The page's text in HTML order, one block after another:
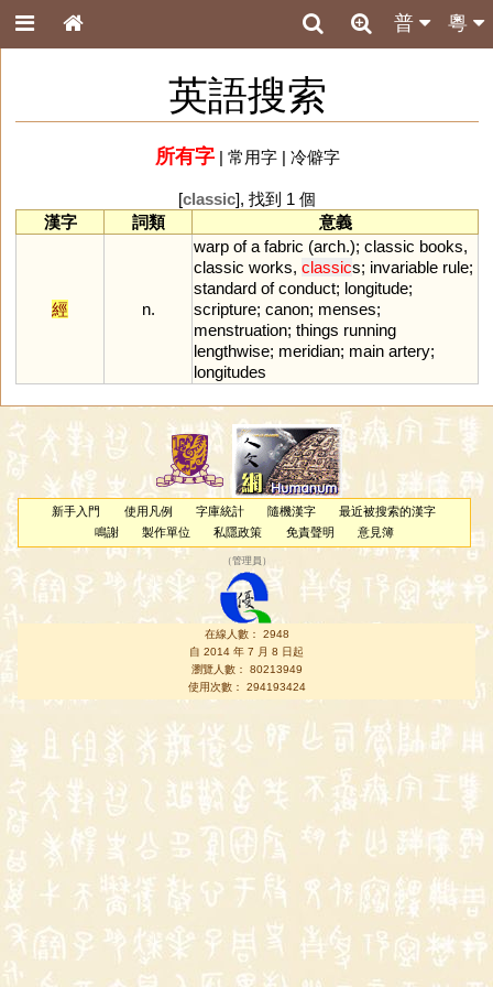
粵
普
英語搜索
所有字| 常用字| 冷僻字
[classic], 找到 1 個
漢字
詞類 意義
經 n.
warp of a fabric (arch.); classic books,
classic works, classics; invariable rule;
standard of conduct; longitude;
scripture; canon; menses;
menstruation; things running
lengthwise; meridian; main artery;
longitudes
新手入門 使用凡例 字庫統計 隨機漢字
最近被搜索的漢字
鳴謝
製作單位 私隱政策 免責聲明 意見簿
（管理員 ）
在線人數： 2948
自 2014 年 7 月 8 日起
瀏覽人數： 80213949
使用次數： 294193424